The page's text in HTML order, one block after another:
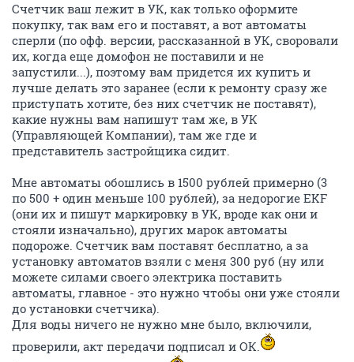
Счетчик ваш лежит в УК, как только оформите
покупку, так вам его и поставят, а вот автоматы
сперли (по офф. версии, рассказанной в УК, своровали
их, когда еще домофон не поставили и не
запустили...), поэтому вам придется их купить и
лучше делать это заранее (если к ремонту сразу же
приступать хотите, без них счетчик не поставят),
какие нужны вам напишут там же, в УК
(Управляющей Компании), там же где и
представитель застройщика сидит.
Мне автоматы обошлись в 1500 рублей примерно (3
по 500 + один меньше 100 рублей), за недорогие EKF
(они их и пишут маркировку в УК, вроде как они и
стояли изначально), других марок автоматы
подороже. Счетчик вам поставят бесплатно, а за
установку автоматов взяли с меня 300 руб (ну или
можете силами своего электрика поставить
автоматы, главное - это нужно чтобы они уже стояли
до установки счетчика).
Для воды ничего не нужно мне было, включили,
проверили, акт передачи подписал и ОК.